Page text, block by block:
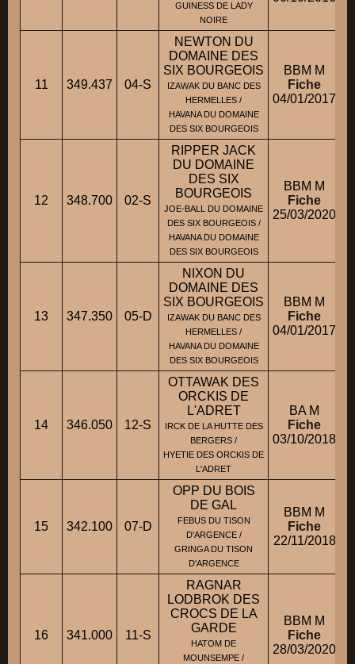
GUINESS DE LADY
NOIRE
11 349.437 04-S
NEWTON DU
DOMAINE DES
SIX BOURGEOIS
IZAWAK DU BANC DES
HERMELLES /
HAVANA DU DOMAINE
DES SIX BOURGEOIS
BBM M
Fiche
04/01/2017
12 348.700 02-S
RIPPER JACK
DU DOMAINE
DES SIX
BOURGEOIS
JOE-BALL DU DOMAINE
DES SIX BOURGEOIS /
HAVANA DU DOMAINE
DES SIX BOURGEOIS
BBM M
Fiche
25/03/2020
13 347.350 05-D
NIXON DU
DOMAINE DES
SIX BOURGEOIS
IZAWAK DU BANC DES
HERMELLES /
HAVANA DU DOMAINE
DES SIX BOURGEOIS
BBM M
Fiche
04/01/2017
14 346.050 12-S
OTTAWAK DES
ORCKIS DE
L'ADRET
IRCK DE LA HUTTE DES
BERGERS /
HYETIE DES ORCKIS DE
L'ADRET
BA M
Fiche
03/10/2018
15 342.100 07-D
OPP DU BOIS
DE GAL
FEBUS DU TISON
D'ARGENCE /
GRINGA DU TISON
D'ARGENCE
BBM M
Fiche
22/11/2018
16 341.000 11-S
RAGNAR
LODBROK DES
CROCS DE LA
GARDE
HATOM DE
MOUNSEMPE /
BBM M
Fiche
28/03/2020